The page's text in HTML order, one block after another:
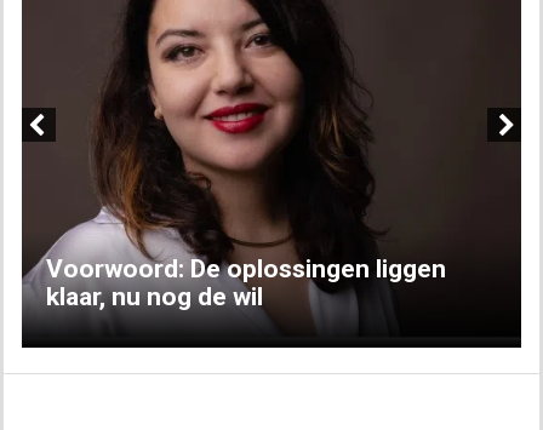
Voorwoord: De oplossingen liggen
klaar, nu nog de wil